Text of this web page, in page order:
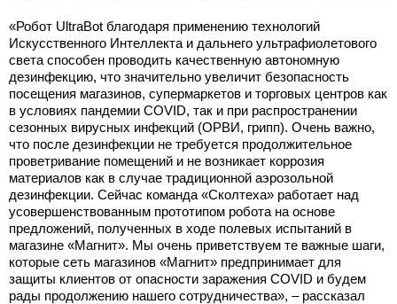
«Робот UltraBot благодаря применению технологий
Искусственного Интеллекта и дальнего ультрафиолетового
света способен проводить качественную автономную
дезинфекцию, что значительно увеличит безопасность
посещения магазинов, супермаркетов и торговых центров как
в условиях пандемии COVID, так и при распространении
сезонных вирусных инфекций (ОРВИ, грипп). Очень важно,
что после дезинфекции не требуется продолжительное
проветривание помещений и не возникает коррозия
материалов как в случае традиционной аэрозольной
дезинфекции. Сейчас команда «Сколтеха» работает над
усовершенствованным прототипом робота на основе
предложений, полученных в ходе полевых испытаний в
магазине «Магнит». Мы очень приветствуем те важные шаги,
которые сеть магазинов «Магнит» предпринимает для
защиты клиентов от опасности заражения COVID и будем
рады продолжению нашего сотрудничества», – рассказал